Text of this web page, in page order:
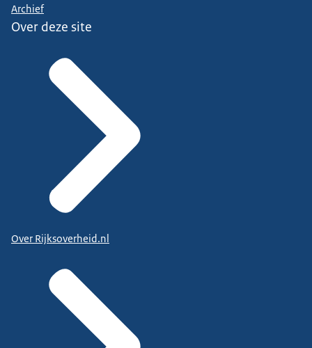
Archief
Over deze site
Over Rijksoverheid.nl